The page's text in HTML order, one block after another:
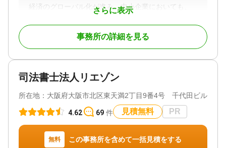
お電話・メール・専用フォームでお問い合わせくだ
さい。お近くの拠点への直接相談、または電話・オ
ンラインでのご相談もご利用いただけます。朝7時か
に対応
提携司法書士とも連携する体制を整えています。
相続税申告が必要なケースでは税理士法人と連携
し、生前贈与を活用した相続税対策から申告までワ
ンストップで対応。2024年4月の相続登記義務化に
さらに表示
経済のグローバル化が進み、中小企業においても、
海外と直接取引するケースが増えています。英文で
書かれた専門的な契約を外国企業と締結する事態は
珍しくありません。英文契約書の作成や和訳などは
煩わしいうえ、正確な専門知識がないと、思わぬト
そんな中、未然にトラブルを防止し、皆様の事業を
はじめの段階から国際取引の経験に長けた人材が関
与することが必要になります。ところが、過去にそ
のような取引の経験のない企業に適した人材がいる
事務所の詳細を見る
司法書士法人リエゾン
所在地： 大阪府大阪市北区東天満2丁目9番4号 千代田ビル東館
4.62 69 件 見積無料 PR
無料 この事務所を含めて一括見積をする